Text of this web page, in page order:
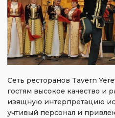
Сеть ресторанов Tavern
гостям высокое качество и
изящную интерпретацию
учтивый персонал и